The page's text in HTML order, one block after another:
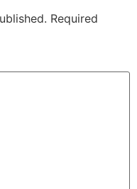
Required